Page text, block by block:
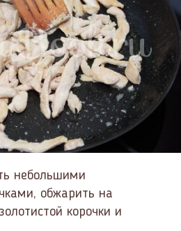
небольшими
обжарить на
корочки и